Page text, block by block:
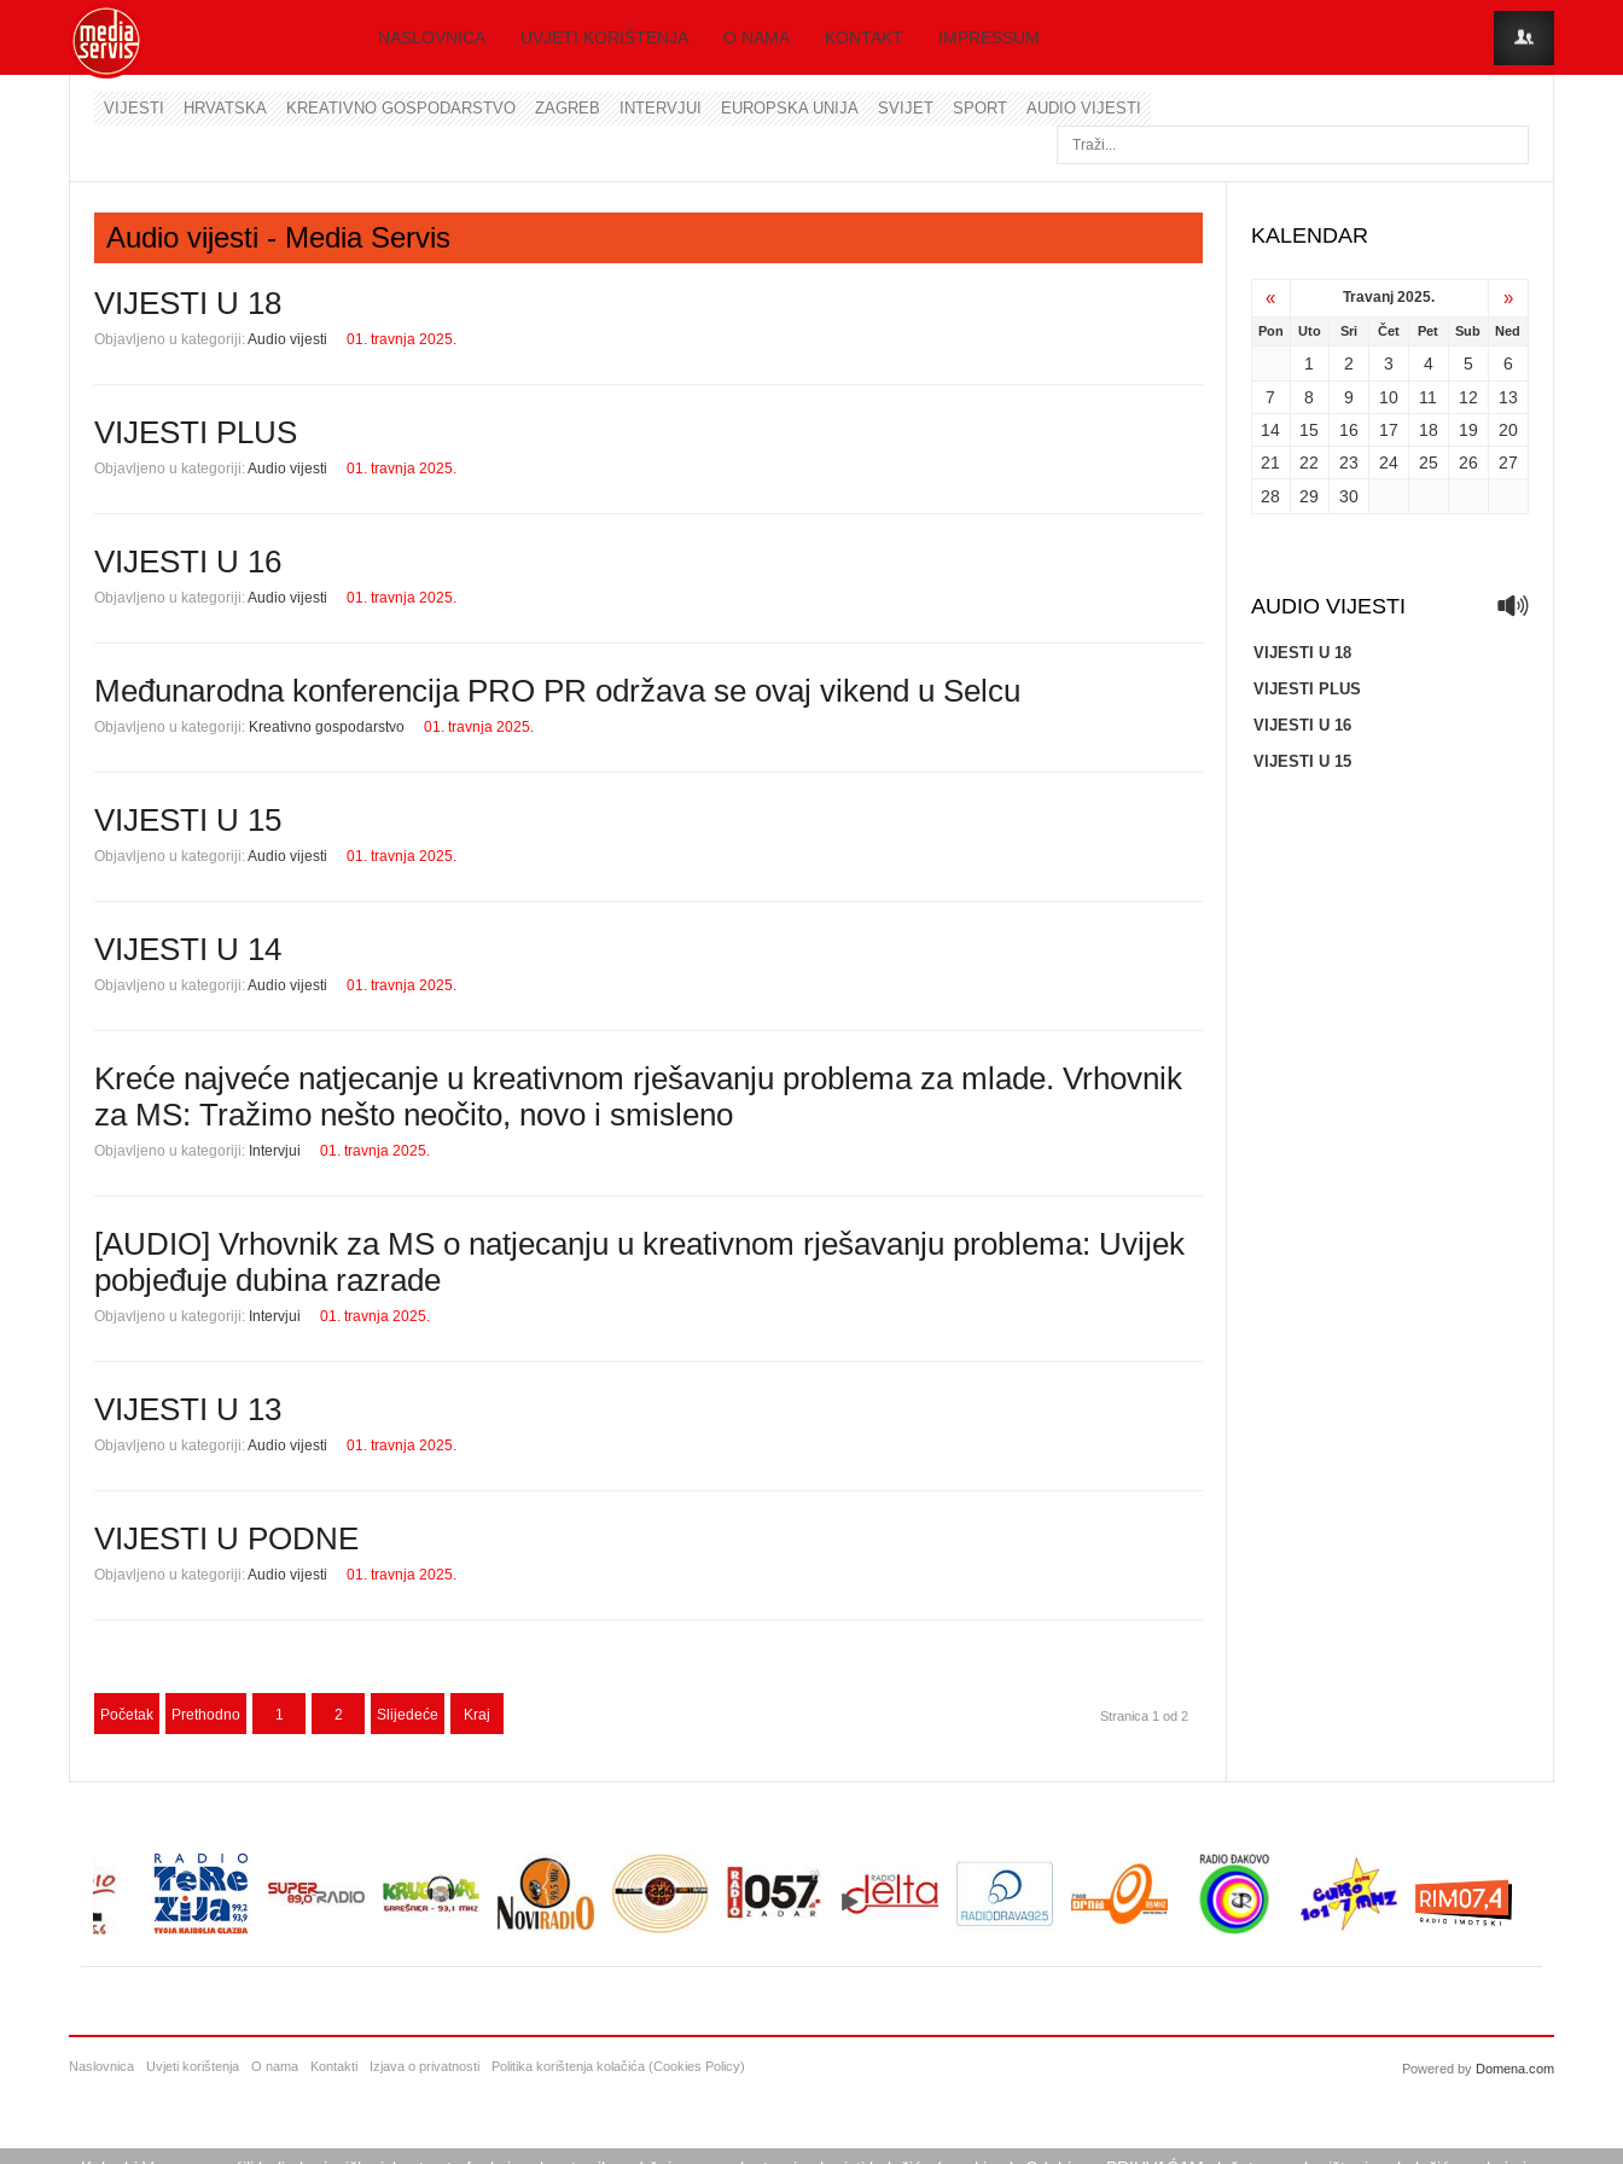
NASLOVNICA UVJETI KORIŠTENJA O NAMA KONTAKT IMPRESSUM
VIJESTI HRVATSKA KREATIVNO GOSPODARSTVO ZAGREB INTERVJUI EUROPSKA UNIJA SVIJET SPORT AUDIO VIJESTI
Audio vijesti - Media Servis
VIJESTI U 18
Objavljeno u kategoriji:Audio vijesti 01. travnja 2025.
VIJESTI PLUS
Objavljeno u kategoriji:Audio vijesti 01. travnja 2025.
VIJESTI U 16
Objavljeno u kategoriji:Audio vijesti 01. travnja 2025.
Međunarodna konferencija PRO PR održava se ovaj vikend u Selcu
Objavljeno u kategoriji: Kreativno gospodarstvo 01. travnja 2025.
VIJESTI U 15
Objavljeno u kategoriji:Audio vijesti 01. travnja 2025.
VIJESTI U 14
Objavljeno u kategoriji:Audio vijesti 01. travnja 2025.
Kreće najveće natjecanje u kreativnom rješavanju problema za mlade. Vrhovnik
za MS: Tražimo nešto neočito, novo i smisleno
Objavljeno u kategoriji: Intervjui 01. travnja 2025.
[AUDIO] Vrhovnik za MS o natjecanju u kreativnom rješavanju problema: Uvijek
pobjeđuje dubina razrade
Objavljeno u kategoriji: Intervjui 01. travnja 2025.
VIJESTI U 13
Objavljeno u kategoriji:Audio vijesti 01. travnja 2025.
VIJESTI U PODNE
Objavljeno u kategoriji:Audio vijesti 01. travnja 2025.
Početak Prethodno 1 2 Slijedeće Kraj Stranica 1 od 2
KALENDAR
« Travanj 2025. »
Pon Uto Sri Čet Pet Sub Ned
1 2 3 4 5
6
7
8 9 10 11 12
13
14
15 16 17 18 19
20
21
22 23 24 25 26
27
28
29 30
AUDIO VIJESTI
VIJESTI U 18
VIJESTI PLUS
VIJESTI U 16
VIJESTI U 15
Naslovnica Uvjeti korištenja O nama Kontakti Izjava o privatnosti Politika korištenja kolačića (Cookies Policy) Powered by Domena.com